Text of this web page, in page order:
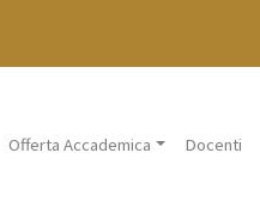
Offerta Accademica Docenti